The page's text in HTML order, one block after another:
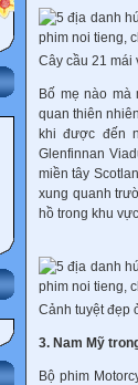
Cây cầu 21 mái
Bố mẹ nào mà
quan thiên
khi được đến
Glenfinnan
miền tây
xung quanh
hồ trong khu
Cảnh tuyệt đẹp
3. Nam Mỹ
Bộ phim